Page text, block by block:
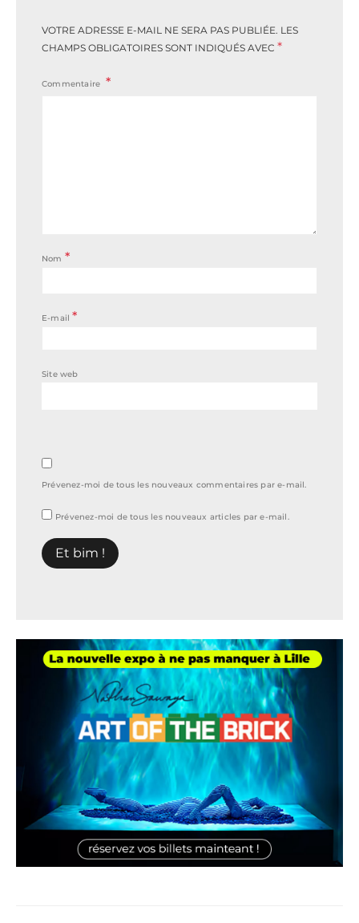
VOTRE ADRESSE E-MAIL NE SERA PAS PUBLIÉE. LES
CHAMPS OBLIGATOIRES SONT INDIQUÉS AVEC *
Commentaire
Nom *
E-mail*
Site web
Prévenez-moi de tous les nouveaux commentaires par e-mail.
Prévenez-moi de tous les nouveaux articles par e-mail.